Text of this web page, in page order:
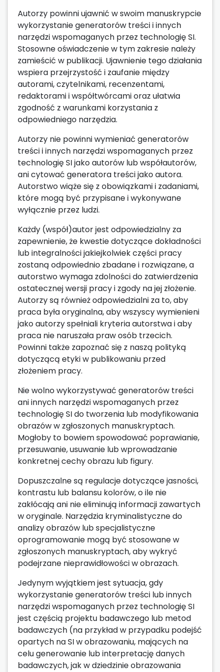
Autorzy powinni ujawnić w swoim manuskrypcie
wykorzystanie generatorów treści i innych
narzędzi wspomaganych przez technologię SI.
Stosowne oświadczenie w tym zakresie należy
zamieścić w publikacji. Ujawnienie tego działania
wspiera przejrzystość i zaufanie między
autorami, czytelnikami, recenzentami,
redaktorami i współtwórcami oraz ułatwia
zgodność z warunkami korzystania z
odpowiedniego narzędzia.
Autorzy nie powinni wymieniać generatorów
treści i innych narzędzi wspomaganych przez
technologię SI jako autorów lub współautorów,
ani cytować generatora treści jako autora.
Autorstwo wiąże się z obowiązkami i zadaniami,
które mogą być przypisane i wykonywane
wyłącznie przez ludzi.
Każdy (współ)autor jest odpowiedzialny za
zapewnienie, że kwestie dotyczące dokładności
lub integralności jakiejkolwiek części pracy
zostaną odpowiednio zbadane i rozwiązane, a
autorstwo wymaga zdolności do zatwierdzenia
ostatecznej wersji pracy i zgody na jej złożenie.
Autorzy są również odpowiedzialni za to, aby
praca była oryginalna, aby wszyscy wymienieni
jako autorzy spełniali kryteria autorstwa i aby
praca nie naruszała praw osób trzecich.
Powinni także zapoznać się z naszą polityką
dotyczącą etyki w publikowaniu przed
złożeniem pracy.
Nie wolno wykorzystywać generatorów treści
ani innych narzędzi wspomaganych przez
technologię SI do tworzenia lub modyfikowania
obrazów w zgłoszonych manuskryptach.
Mogłoby to bowiem spowodować poprawianie,
przesuwanie, usuwanie lub wprowadzanie
konkretnej cechy obrazu lub figury.
Dopuszczalne są regulacje dotyczące jasności,
kontrastu lub balansu kolorów, o ile nie
zakłócają ani nie eliminują informacji zawartych
w oryginale. Narzędzia kryminalistyczne do
analizy obrazów lub specjalistyczne
oprogramowanie mogą być stosowane w
zgłoszonych manuskryptach, aby wykryć
podejrzane nieprawidłowości w obrazach.
Jedynym wyjątkiem jest sytuacja, gdy
wykorzystanie generatorów treści lub innych
narzędzi wspomaganych przez technologię SI
jest częścią projektu badawczego lub metod
badawczych (na przykład w przypadku podejść
opartych na SI w obrazowaniu, mających na
celu generowanie lub interpretację danych
badawczych, jak w dziedzinie obrazowania